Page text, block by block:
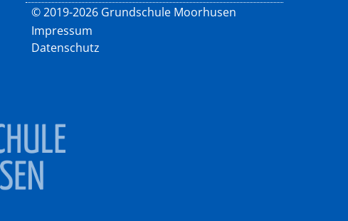
©2019-2026 Grundschule Moorhusen
Impressum
Datenschutz